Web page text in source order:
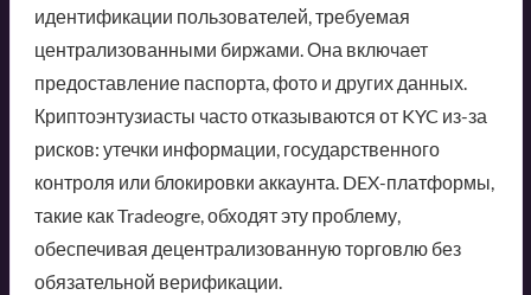
идентификации пользователей, требуемая
централизованными биржами. Она включает
предоставление паспорта, фото и других данных.
Криптоэнтузиасты часто отказываются от KYC из-за
рисков: утечки информации, государственного
контроля или блокировки аккаунта. DEX-платформы,
такие как Tradeogre, обходят эту проблему,
обеспечивая децентрализованную торговлю без
обязательной верификации.